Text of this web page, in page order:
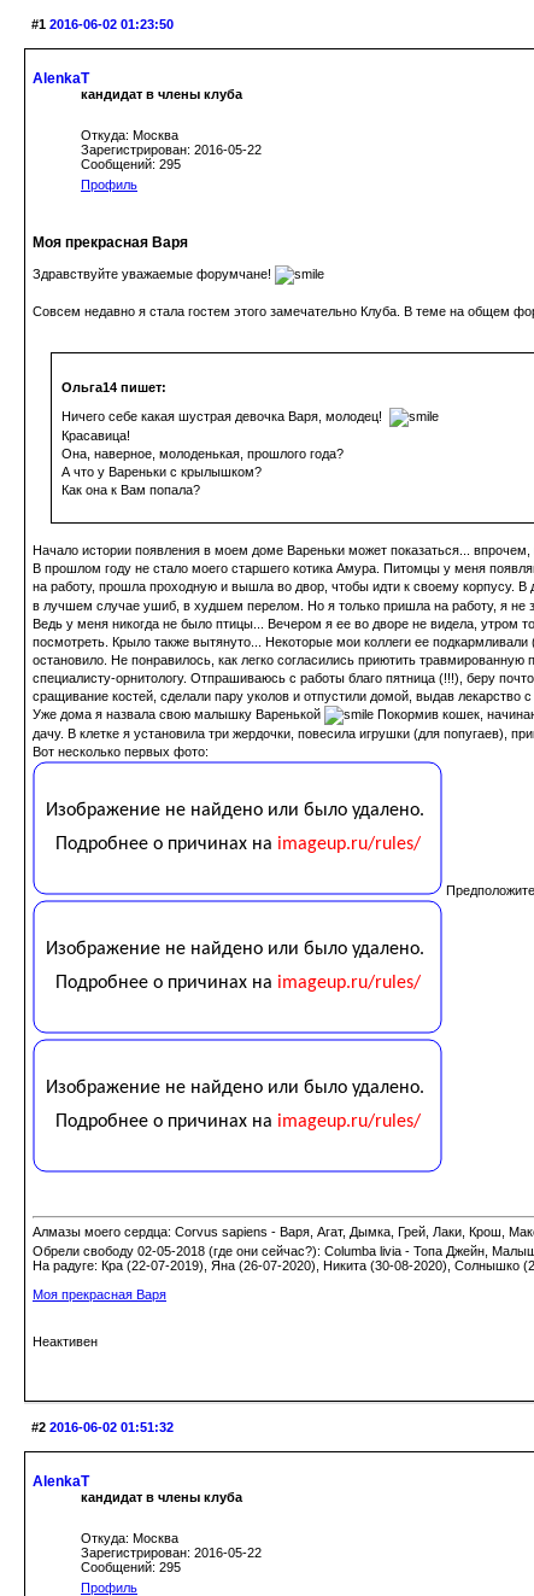
#1 2016-06-02 01:23:50
AlenkaT
кандидат в члены клуба
Откуда: Москва
Зарегистрирован: 2016-05-22
Сообщений: 295
Профиль
Моя прекрасная Варя
Здравствуйте уважаемые форумчане!
Совсем недавно я стала гостем этого замечательно Клуба. В теме на общем
Ольга14 пишет:
Ничего себе какая шустрая девочка Варя, молодец!
Красавица!
Она, наверное, молоденькая, прошлого года?
А что у Вареньки с крылышком?
Как она к Вам попала?
Начало истории появления в моем доме Вареньки может показаться... впрочем,
В прошлом году не стало моего старшего котика Амура. Питомцы у меня
на работу, прошла проходную и вышла во двор, чтобы идти к своему корпусу.
в лучшем случае ушиб, в худшем перелом. Но я только пришла на работу, я не
Ведь у меня никогда не было птицы... Вечером я ее во дворе не видела, утром
посмотреть. Крыло также вытянуто... Некоторые мои коллеги ее
остановило. Не понравилось, как легко согласились приютить
специалисту-орнитологу. Отпрашиваюсь с работы благо пятница (!!!), беру
сращивание костей, сделали пару уколов и отпустили домой, выдав лекарство с
Уже дома я назвала свою малышку Варенькой
Покормив кошек,
дачу. В клетке я установила три жердочки, повесила игрушки (для попугаев),
Вот несколько первых фото:
Алмазы моего сердца: Corvus sapiens - Варя, Агат, Дымка, Грей, Лаки, Крош,
Обрели свободу 02-05-2018 (где они сейчас?): Columba livia - Топа Джейн,
На радуге: Кра (22-07-2019), Яна (26-07-2020), Никита (30-08-2020), Солнышко
Моя прекрасная Варя
Неактивен
#2 2016-06-02 01:51:32
AlenkaT
кандидат в члены клуба
Откуда: Москва
Зарегистрирован: 2016-05-22
Сообщений: 295
Профиль